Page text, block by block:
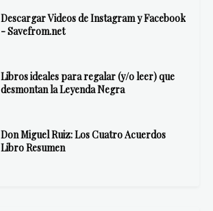
Descargar Videos de Instagram y Facebook
- Savefrom.net
Libros ideales para regalar (y/o leer) que
desmontan la Leyenda Negra
Don Miguel Ruiz: Los Cuatro Acuerdos
Libro Resumen